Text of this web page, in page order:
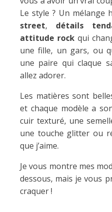
Le style ? Un mélange
street, détails
attitude rockqui
une fille, un gars, ou
une paire qui claque
allez adorer.
Les matières sont
et chaque modèle a
cuir texturé, une
une touche glitter ou
que j’aime.
Je vous montre mes
dessous, mais je vous
craquer !